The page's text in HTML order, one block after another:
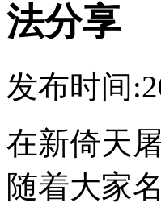
法分享
发布时间
在新倚天
随着大家